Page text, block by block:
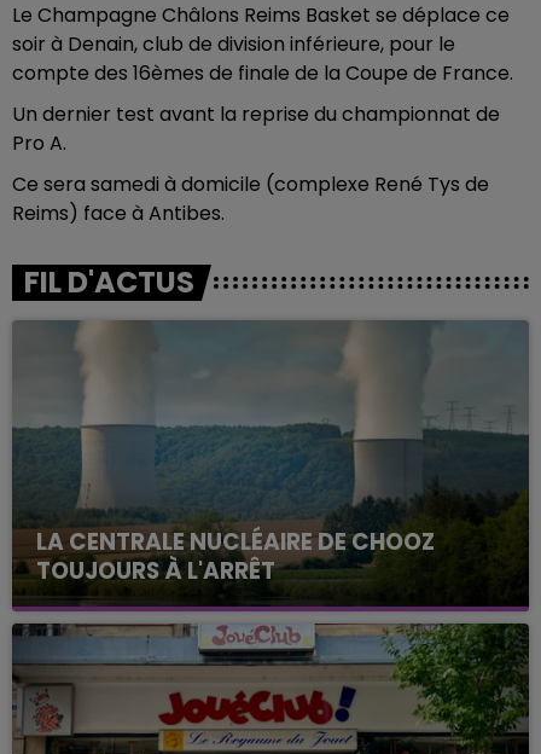
Le Champagne Châlons Reims Basket se déplace ce
soir à Denain, club de division inférieure, pour le
compte des 16èmes de finale de la Coupe de France.
Un dernier test avant la reprise du championnat de
Pro A.
Ce sera samedi à domicile (complexe René Tys de
Reims) face à Antibes.
FIL D'ACTUS
LA CENTRALE NUCLÉAIRE DE CHOOZ
TOUJOURS À L'ARRÊT
Cela fait déjà une semaine que la centrale
nucléaire ardennaise est à l'arrêt. Une situation
justifiée par la sécheresse intense qui est toujours
présente.